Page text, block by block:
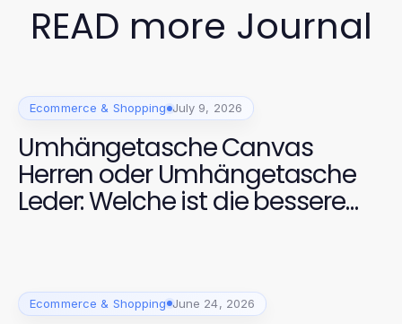
READ more Journal
Ecommerce & Shopping July 9, 2026
Umhängetasche Canvas
Herren oder Umhängetasche
Leder: Welche ist die bessere
Ecommerce & Shopping June 24, 2026